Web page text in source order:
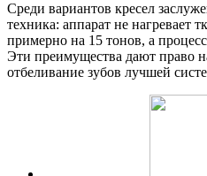
Среди вариантов кресел
техника: аппарат не нагревает
примерно на 15 тонов, а
Эти преимущества дают право
отбеливание зубов лучшей